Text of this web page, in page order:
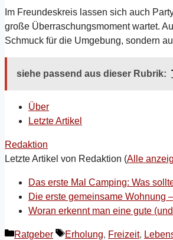
Im Freundeskreis lassen sich auch
große Überraschungsmoment wartet.
Schmuck für die Umgebung, sondern
siehe passend aus dieser Rubrik:
Über
Letzte Artikel
Redaktion
Letzte Artikel von Redaktion (Alle
Das erste Mal Camping: Was
Die erste gemeinsame Wohnung
Woran erkennt man eine gute
Kategorien
Ratgeber Schlagwörter
Erholung, Freizeit,